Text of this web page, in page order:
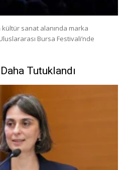
sanat alanında marka
Bursa Festivali’nde
Tutuklandı